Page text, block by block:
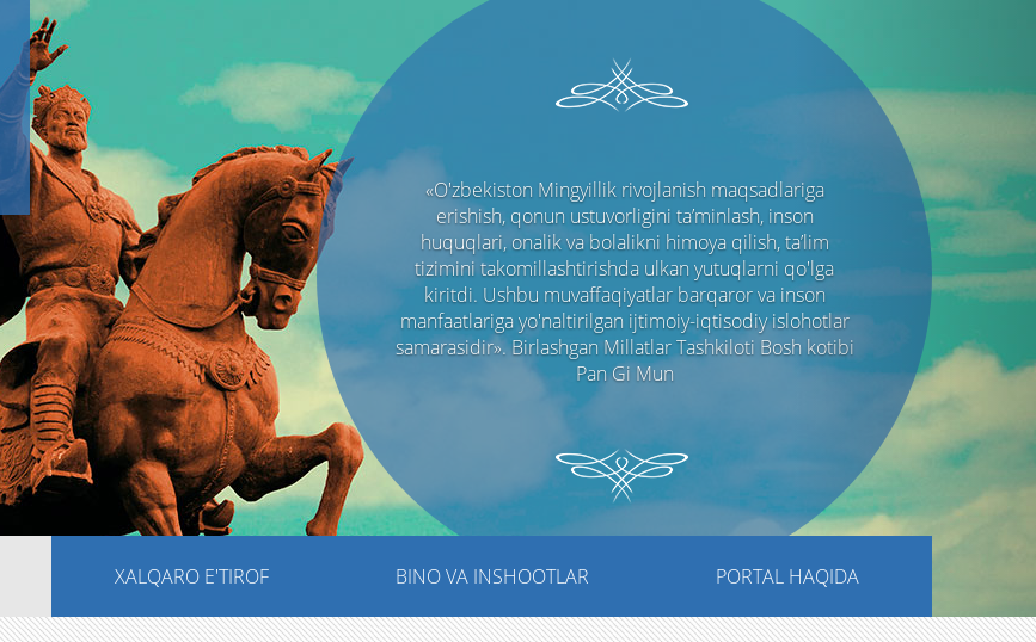
«O'zbekiston Mingyillik rivojlanish maqsadlariga
erishish, qonun ustuvorligini ta’minlash, inson
huquqlari, onalik va bolalikni himoya qilish, ta’lim
tizimini takomillashtirishda ulkan yutuqlarni qo'lga
kiritdi. Ushbu muvaffaqiyatlar barqaror va inson
manfaatlariga yo'naltirilgan ijtimoiy-iqtisodiy islohotlar
samarasidir». Birlashgan Millatlar Tashkiloti Bosh kotibi
Pan Gi Mun
XALQARO E'TIROF BINO VA INSHOOTLAR PORTAL HAQIDA